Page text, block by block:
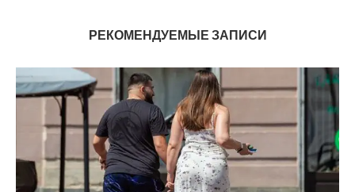
РЕКОМЕНДУЕМЫЕ ЗАПИСИ